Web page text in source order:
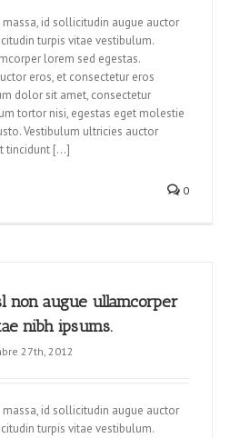
id sollicitudin augue auctor
turpis vitae vestibulum.
lorem sed egestas.
eros, et consectetur eros
dolor sit amet, consectetur
tortor nisi, egestas eget molestie
Vestibulum ultricies auctor
tincidunt […]
0
non augue ullamcorper
nibh ipsums.
27th, 2012
id sollicitudin augue auctor
turpis vitae vestibulum.